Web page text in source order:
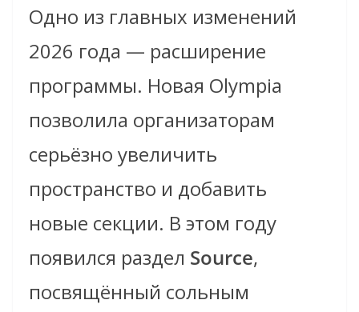
Одно из главных изменений
2026 года — расширение
программы. Новая Olympia
позволила организаторам
серьёзно увеличить
пространство и добавить
новые секции. В этом году
появился раздел Source,
посвящённый сольным